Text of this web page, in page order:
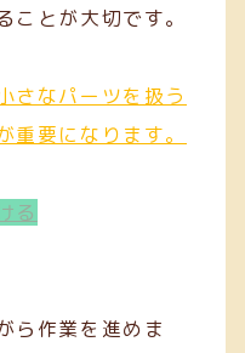
とが大切です。
さなパーツを扱う
重要になります。
る
ら作業を進めま